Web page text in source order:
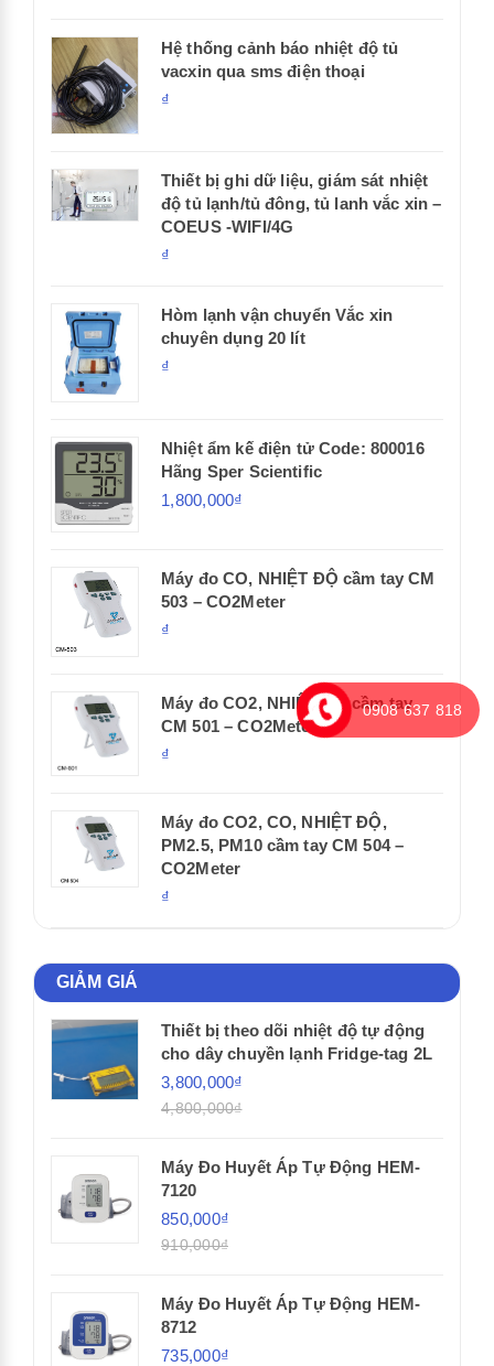
Hệ thống cảnh báo nhiệt độ tủ
vacxin qua sms điện thoại
₫
Thiết bị ghi dữ liệu, giám sát nhiệt
độ tủ lạnh/tủ đông, tủ lanh vắc xin –
COEUS -WIFI/4G
₫
Hòm lạnh vận chuyển Vắc xin
chuyên dụng 20 lít
₫
Nhiệt ẩm kế điện tử Code: 800016
Hãng Sper Scientific
1,800,000₫
Máy đo CO, NHIỆT ĐỘ cầm tay CM
503 – CO2Meter
₫
Máy đo CO2, NHIỆT ĐỘ cầm tay
CM 501 – CO2Meter
₫
Máy đo CO2, CO, NHIỆT ĐỘ,
PM2.5, PM10 cầm tay CM 504 –
CO2Meter
₫
GIẢM GIÁ
Thiết bị theo dõi nhiệt độ tự động
cho dây chuyền lạnh Fridge-tag 2L
3,800,000₫
4,800,000₫
Máy Đo Huyết Áp Tự Động HEM-
7120
850,000₫
910,000₫
Máy Đo Huyết Áp Tự Động HEM-
8712
735,000₫
0908 637 818